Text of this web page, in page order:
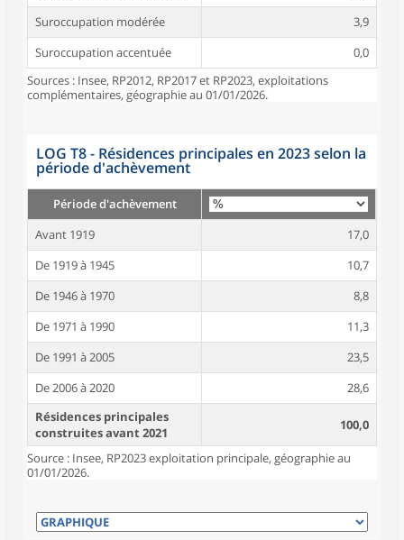
Suroccupation modérée
3,9
Suroccupation accentuée
0,0
Sources : Insee, RP2012, RP2017 et RP2023, exploitations
complémentaires, géographie au 01/01/2026.
LOG T8 - Résidences principales en 2023 selon la
période d'achèvement
Période d'achèvement
Avant 1919
17,0
De 1919 à 1945
10,7
De 1946 à 1970
8,8
De 1971 à 1990
11,3
De 1991 à 2005
23,5
De 2006 à 2020
28,6
Résidences principales
construites avant 2021
100,0
Source : Insee, RP2023 exploitation principale, géographie au
01/01/2026.